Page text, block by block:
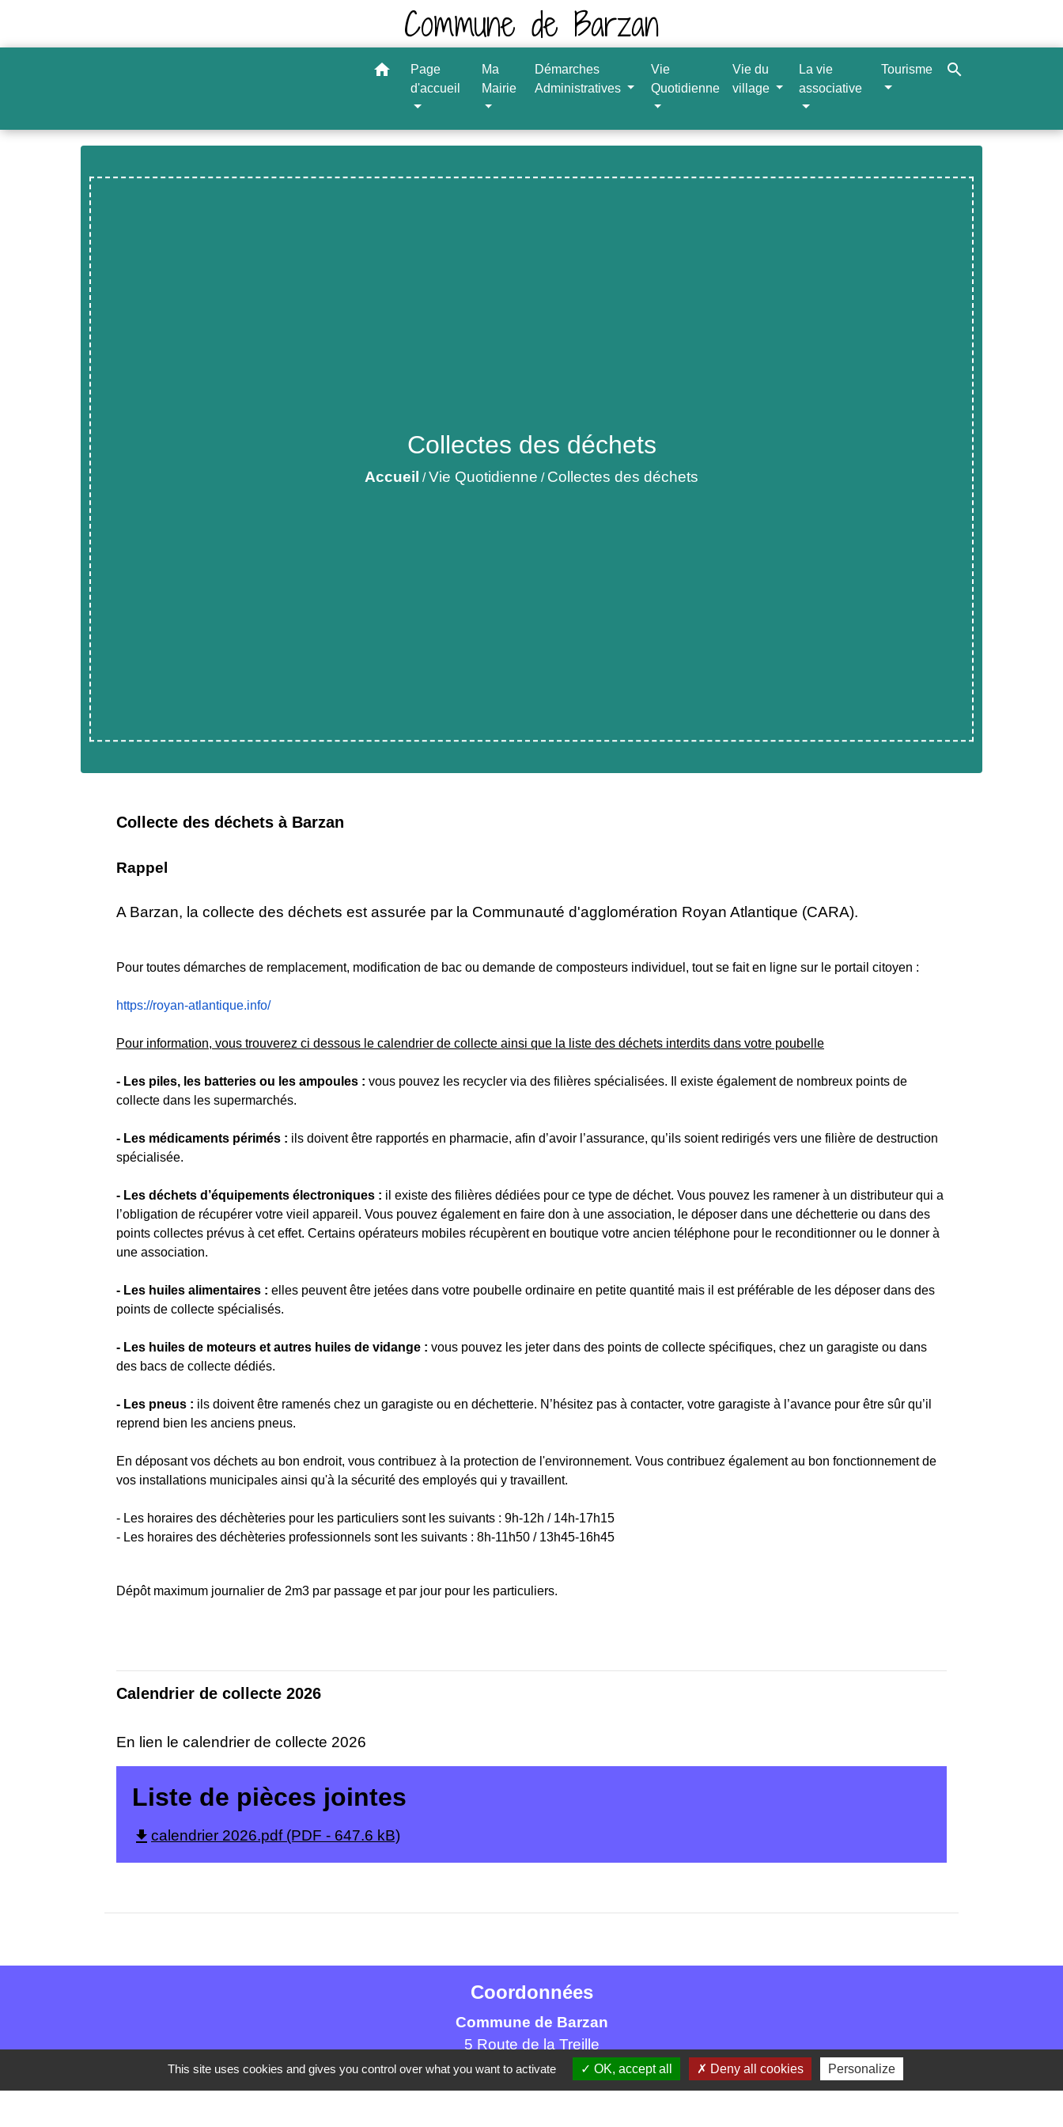
Commune de Barzan
home
Page
d'accueil
Ma
Mairie
Démarches
Administratives
Vie
Quotidienne
Vie du
village
La vie
associative
Tourisme search
Collectes des déchets
Accueil /Vie Quotidienne / Collectes des déchets
Collecte des déchets à Barzan
Rappel
A Barzan, la collecte des déchets est assurée par la Communauté d'agglomération Royan Atlantique (CARA).
Pour toutes démarches de remplacement, modification de bac ou demande de composteurs individuel, tout se fait en ligne sur le portail citoyen :
https://royan-atlantique.info/
Pour information, vous trouverez ci dessous le calendrier de collecte ainsi que la liste des déchets interdits dans votre poubelle
- Les piles, les batteries ou les ampoules : vous pouvez les recycler via des filières spécialisées. Il existe également de nombreux points de
collecte dans les supermarchés.
- Les médicaments périmés : ils doivent être rapportés en pharmacie, afin d’avoir l’assurance, qu’ils soient redirigés vers une filière de destruction
spécialisée.
- Les déchets d’équipements électroniques : il existe des filières dédiées pour ce type de déchet. Vous pouvez les ramener à un distributeur qui a
l’obligation de récupérer votre vieil appareil. Vous pouvez également en faire don à une association, le déposer dans une déchetterie ou dans des
points collectes prévus à cet effet. Certains opérateurs mobiles récupèrent en boutique votre ancien téléphone pour le reconditionner ou le donner à
une association.
- Les huiles alimentaires : elles peuvent être jetées dans votre poubelle ordinaire en petite quantité mais il est préférable de les déposer dans des
points de collecte spécialisés.
- Les huiles de moteurs et autres huiles de vidange : vous pouvez les jeter dans des points de collecte spécifiques, chez un garagiste ou dans
des bacs de collecte dédiés.
- Les pneus : ils doivent être ramenés chez un garagiste ou en déchetterie. N’hésitez pas à contacter, votre garagiste à l’avance pour être sûr qu’il
reprend bien les anciens pneus.
En déposant vos déchets au bon endroit, vous contribuez à la protection de l'environnement. Vous contribuez également au bon fonctionnement de
vos installations municipales ainsi qu'à la sécurité des employés qui y travaillent.
- Les horaires des déchèteries pour les particuliers sont les suivants : 9h-12h / 14h-17h15
- Les horaires des déchèteries professionnels sont les suivants : 8h-11h50 / 13h45-16h45
Dépôt maximum journalier de 2m3 par passage et par jour pour les particuliers.
Calendrier de collecte 2026
En lien le calendrier de collecte 2026
Liste de pièces jointes
file_download calendrier 2026.pdf (PDF - 647.6 kB)
Coordonnées
Commune de Barzan
5 Route de la Treille
17120 Barzan - FRANCE
+33 5 46 90 42 80
This site uses cookies and gives you control over what you want to activate OK, accept all Deny all cookies Personalize